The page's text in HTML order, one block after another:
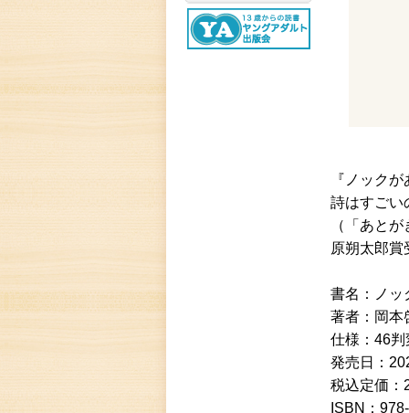
『ノック
詩はすごい
（「あと
原朔太郎賞
書名：ノッ
著者：岡本
仕様：46
発売⽇：
税込定価：
ISBN：